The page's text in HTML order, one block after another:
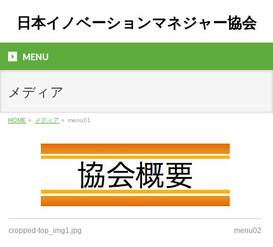
日本イノベーションマネジャー協会
MENU
メディア
HOME » メディア » menu01
cropped-top_img1.jpg menu02